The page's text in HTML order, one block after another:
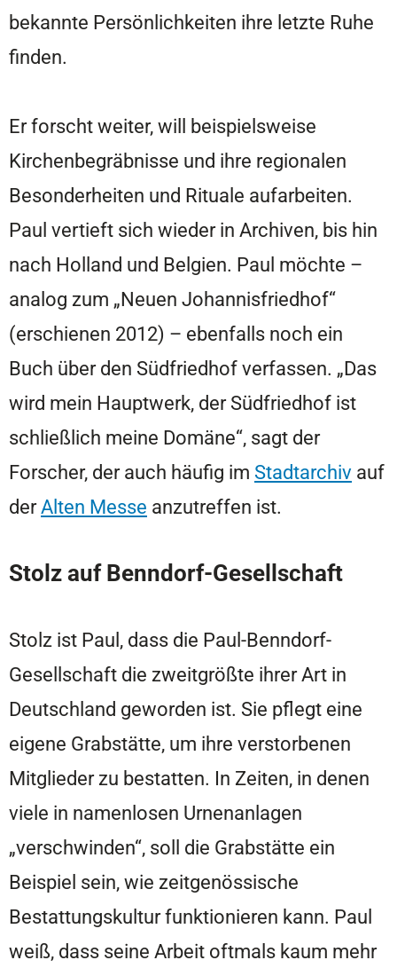
bekannte Persönlichkeiten ihre letzte Ruhe
finden.
Er forscht weiter, will beispielsweise
Kirchenbegräbnisse und ihre regionalen
Besonderheiten und Rituale aufarbeiten.
Paul vertieft sich wieder in Archiven, bis hin
nach Holland und Belgien. Paul möchte –
analog zum „Neuen Johannisfriedhof“
(erschienen 2012) – ebenfalls noch ein
Buch über den Südfriedhof verfassen. „Das
wird mein Hauptwerk, der Südfriedhof ist
schließlich meine Domäne“, sagt der
Forscher, der auch häufig im Stadtarchiv auf
derAlten Messe anzutreffen ist.
Stolz auf Benndorf-Gesellschaft
Stolz ist Paul, dass die Paul-Benndorf-
Gesellschaft die zweitgrößte ihrer Art in
Deutschland geworden ist. Sie pflegt eine
eigene Grabstätte, um ihre verstorbenen
Mitglieder zu bestatten. In Zeiten, in denen
viele in namenlosen Urnenanlagen
„verschwinden“, soll die Grabstätte ein
Beispiel sein, wie zeitgenössische
Bestattungskultur funktionieren kann. Paul
weiß, dass seine Arbeit oftmals kaum mehr